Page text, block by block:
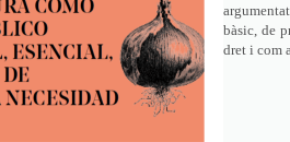
bàsic, de
dret i com